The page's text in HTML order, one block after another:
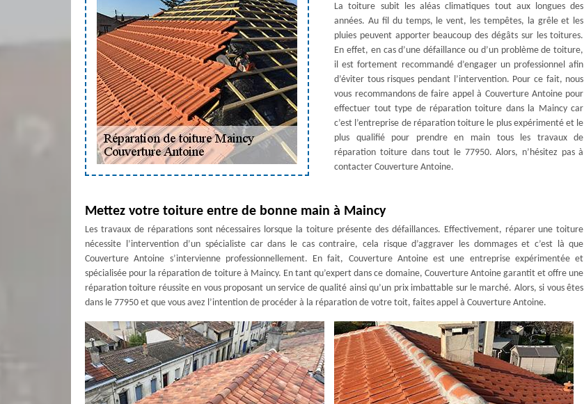
La toiture subit les aléas climatiques tout aux longues des
années. Au fil du temps, le vent, les tempêtes, la grêle et les
pluies peuvent apporter beaucoup des dégâts sur les toitures.
En effet, en cas d’une défaillance ou d’un problème de toiture,
il est fortement recommandé d’engager un professionnel afin
d’éviter tous risques pendant l’intervention. Pour ce fait, nous
vous recommandons de faire appel à Couverture Antoine pour
effectuer tout type de réparation toiture dans la Maincy car
c’est l’entreprise de réparation toiture le plus expérimenté et le
plus qualifié pour prendre en main tous les travaux de
réparation toiture dans tout le 77950. Alors, n’hésitez pas à
contacter Couverture Antoine.
Mettez votre toiture entre de bonne main à Maincy
Les travaux de réparations sont nécessaires lorsque la toiture présente des défaillances. Effectivement, réparer une toiture
nécessite l’intervention d’un spécialiste car dans le cas contraire, cela risque d’aggraver les dommages et c’est là que
Couverture Antoine s’intervienne professionnellement. En fait, Couverture Antoine est une entreprise expérimentée et
spécialisée pour la réparation de toiture à Maincy. En tant qu’expert dans ce domaine, Couverture Antoine garantit et offre une
réparation toiture réussite en vous proposant un service de qualité ainsi qu’un prix imbattable sur le marché. Alors, si vous êtes
dans le 77950 et que vous avez l’intention de procéder à la réparation de votre toit, faites appel à Couverture Antoine.